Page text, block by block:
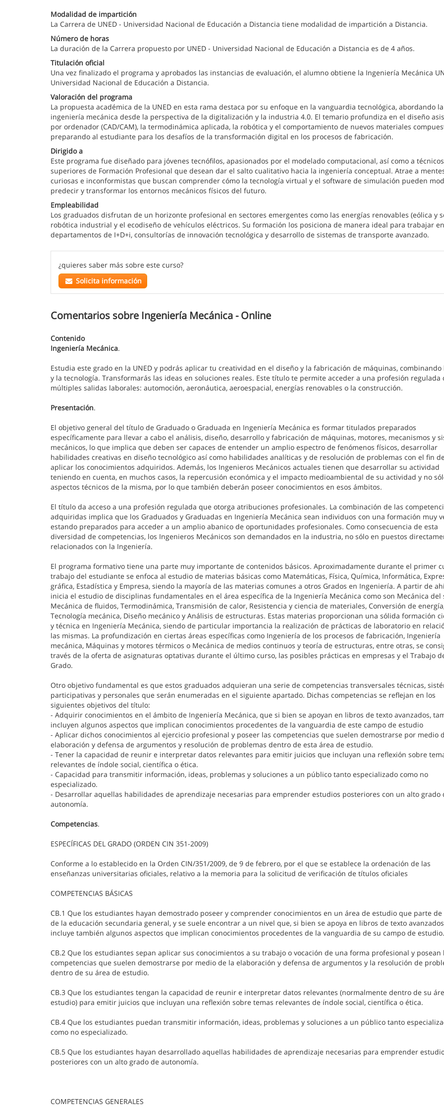
Modalidad de impartición
La Carrera de UNED - Universidad Nacional de Educación a Distancia tiene modalidad de impartición a Distancia.
Número de horas
La duración de la Carrera propuesto por UNED - Universidad Nacional de Educación a Distancia es de 4 años.
Titulación oficial
Una vez finalizado el programa y aprobados las instancias de evaluación, el alumno obtiene la Ingeniería Mecánica
Universidad Nacional de Educación a Distancia.
Valoración del programa
La propuesta académica de la UNED en esta rama destaca por su enfoque en la vanguardia tecnológica, abordando la
ingeniería mecánica desde la perspectiva de la digitalización y la industria 4.0. El temario profundiza en el diseño
por ordenador (CAD/CAM), la termodinámica aplicada, la robótica y el comportamiento de nuevos materiales
preparando al estudiante para los desafíos de la transformación digital en los procesos de fabricación.
Dirigido a
Este programa fue diseñado para jóvenes tecnófilos, apasionados por el modelado computacional, así como a técnicos
superiores de Formación Profesional que desean dar el salto cualitativo hacia la ingeniería conceptual. Atrae a
curiosas e inconformistas que buscan comprender cómo la tecnología virtual y el software de simulación pueden
predecir y transformar los entornos mecánicos físicos del futuro.
Empleabilidad
Los graduados disfrutan de un horizonte profesional en sectores emergentes como las energías renovables (eólica y
robótica industrial y el ecodiseño de vehículos eléctricos. Su formación los posiciona de manera ideal para trabajar en
departamentos de I+D+i, consultorías de innovación tecnológica y desarrollo de sistemas de transporte avanzado.
¿quieres saber más sobre este curso?
Solicita información
Comentarios sobre Ingeniería Mecánica - Online
Contenido
Ingeniería Mecánica.
Estudia este grado en la UNED y podrás aplicar tu creatividad en el diseño y la fabricación de máquinas, combinando
y la tecnología. Transformarás las ideas en soluciones reales. Este título te permite acceder a una profesión regulada
múltiples salidas laborales: automoción, aeronáutica, aeroespacial, energías renovables o la construcción.
Presentación.
El objetivo general del título de Graduado o Graduada en Ingeniería Mecánica es formar titulados preparados
específicamente para llevar a cabo el análisis, diseño, desarrollo y fabricación de máquinas, motores, mecanismos y
mecánicos, lo que implica que deben ser capaces de entender un amplio espectro de fenómenos físicos, desarrollar
habilidades creativas en diseño tecnológico así como habilidades analíticas y de resolución de problemas con el fin
aplicar los conocimientos adquiridos. Además, los Ingenieros Mecánicos actuales tienen que desarrollar su actividad
teniendo en cuenta, en muchos casos, la repercusión económica y el impacto medioambiental de su actividad y no
aspectos técnicos de la misma, por lo que también deberán poseer conocimientos en esos ámbitos.
El título da acceso a una profesión regulada que otorga atribuciones profesionales. La combinación de las
adquiridas implica que los Graduados y Graduadas en Ingeniería Mecánica sean individuos con una formación muy
estando preparados para acceder a un amplio abanico de oportunidades profesionales. Como consecuencia de esta
diversidad de competencias, los Ingenieros Mecánicos son demandados en la industria, no sólo en puestos
relacionados con la Ingeniería.
El programa formativo tiene una parte muy importante de contenidos básicos. Aproximadamente durante el primer
trabajo del estudiante se enfoca al estudio de materias básicas como Matemáticas, Física, Química, Informática,
gráfica, Estadística y Empresa, siendo la mayoría de las materias comunes a otros Grados en Ingeniería. A partir de
inicia el estudio de disciplinas fundamentales en el área específica de la Ingeniería Mecánica como son Mecánica del
Mecánica de fluidos, Termodinámica, Transmisión de calor, Resistencia y ciencia de materiales, Conversión de
Tecnología mecánica, Diseño mecánico y Análisis de estructuras. Estas materias proporcionan una sólida formación
y técnica en Ingeniería Mecánica, siendo de particular importancia la realización de prácticas de laboratorio en
las mismas. La profundización en ciertas áreas específicas como Ingeniería de los procesos de fabricación, Ingeniería
mecánica, Máquinas y motores térmicos o Mecánica de medios continuos y teoría de estructuras, entre otras, se
través de la oferta de asignaturas optativas durante el último curso, las posibles prácticas en empresas y el Trabajo
Grado.
Otro objetivo fundamental es que estos graduados adquieran una serie de competencias transversales técnicas,
participativas y personales que serán enumeradas en el siguiente apartado. Dichas competencias se reflejan en los
siguientes objetivos del título:
- Adquirir conocimientos en el ámbito de Ingeniería Mecánica, que si bien se apoyan en libros de texto avanzados,
incluyen algunos aspectos que implican conocimientos procedentes de la vanguardia de este campo de estudio
- Aplicar dichos conocimientos al ejercicio profesional y poseer las competencias que suelen demostrarse por medio
elaboración y defensa de argumentos y resolución de problemas dentro de esta área de estudio.
- Tener la capacidad de reunir e interpretar datos relevantes para emitir juicios que incluyan una reflexión sobre
relevantes de índole social, científica o ética.
- Capacidad para transmitir información, ideas, problemas y soluciones a un público tanto especializado como no
especializado.
- Desarrollar aquellas habilidades de aprendizaje necesarias para emprender estudios posteriores con un alto grado
autonomía.
Competencias.
ESPECÍFICAS DEL GRADO (ORDEN CIN 351-2009)
Conforme a lo establecido en la Orden CIN/351/2009, de 9 de febrero, por el que se establece la ordenación de las
enseñanzas universitarias oficiales, relativo a la memoria para la solicitud de verificación de títulos oficiales
COMPETENCIAS BÁSICAS
CB.1 Que los estudiantes hayan demostrado poseer y comprender conocimientos en un área de estudio que parte de
de la educación secundaria general, y se suele encontrar a un nivel que, si bien se apoya en libros de texto
incluye también algunos aspectos que implican conocimientos procedentes de la vanguardia de su campo de estudio.
CB.2 Que los estudiantes sepan aplicar sus conocimientos a su trabajo o vocación de una forma profesional y posean
competencias que suelen demostrarse por medio de la elaboración y defensa de argumentos y la resolución de
dentro de su área de estudio.
CB.3 Que los estudiantes tengan la capacidad de reunir e interpretar datos relevantes (normalmente dentro de su
estudio) para emitir juicios que incluyan una reflexión sobre temas relevantes de índole social, científica o ética.
CB.4 Que los estudiantes puedan transmitir información, ideas, problemas y soluciones a un público tanto
como no especializado.
CB.5 Que los estudiantes hayan desarrollado aquellas habilidades de aprendizaje necesarias para emprender
posteriores con un alto grado de autonomía.
COMPETENCIAS GENERALES